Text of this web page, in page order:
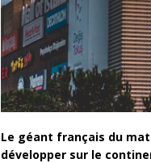
Le géant français du
développer sur le